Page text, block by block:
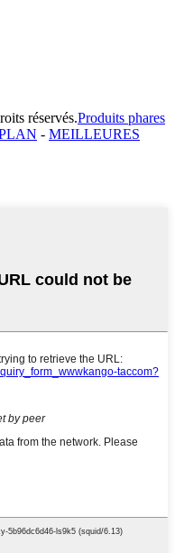
réservés.Produits phares
- MEILLEURES